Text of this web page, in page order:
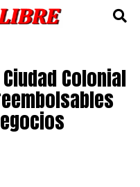
Colonial